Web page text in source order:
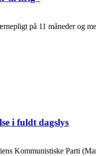
på 11 måneder og
i fuldt dagslys
Kommunistiske Parti